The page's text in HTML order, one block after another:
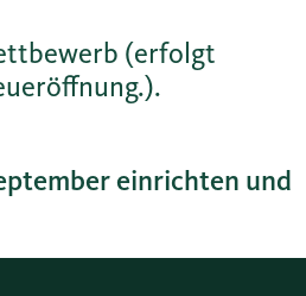
(erfolgt
einrichten und